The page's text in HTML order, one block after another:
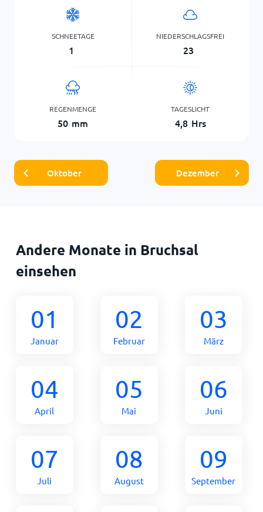
SCHNEETAGE
1
NIEDERSCHLAGSFREI
23
REGENMENGE
50 mm
TAGESLICHT
4,8 Hrs
Oktober Dezember
Andere Monate in Bruchsal
einsehen
01
Januar
02
Februar
03
März
04
April
05
Mai
06
Juni
07
Juli
08
August
09
September